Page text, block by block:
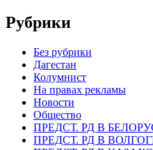
Рубрики
Без рубрики
Дагестан
Колумнист
На правах рекламы
Новости
Общество
ПРЕДСТ. РД В
ПРЕДСТ. РД В